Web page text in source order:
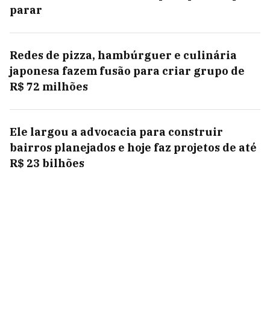
parar
Redes de pizza, hambúrguer e culinária
japonesa fazem fusão para criar grupo de
R$ 72 milhões
Ele largou a advocacia para construir
bairros planejados e hoje faz projetos de até
R$ 23 bilhões